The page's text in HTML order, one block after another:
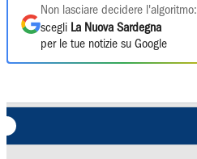
Non lasciare decidere l'algoritmo:
scegli La Nuova Sardegna
per le tue notizie su Google